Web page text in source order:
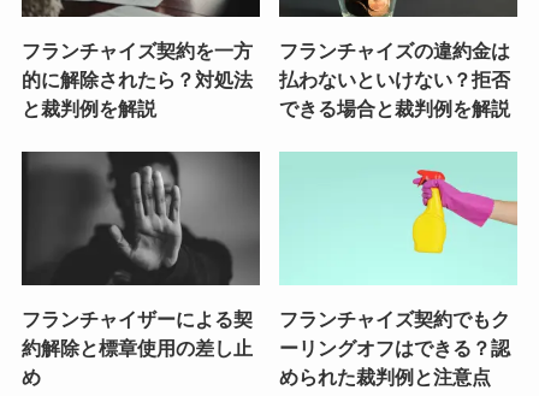
フランチャイズ契約を一方
的に解除されたら？対処法
と裁判例を解説
フランチャイズの違約金は
払わないといけない？拒否
できる場合と裁判例を解説
フランチャイザーによる契
約解除と標章使用の差し止
め
フランチャイズ契約でもク
ーリングオフはできる？認
められた裁判例と注意点